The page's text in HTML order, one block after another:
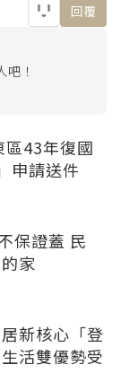
回覆
！
43年復國
申請送件
保證蓋 民
家
新核心「登
活雙優勢受